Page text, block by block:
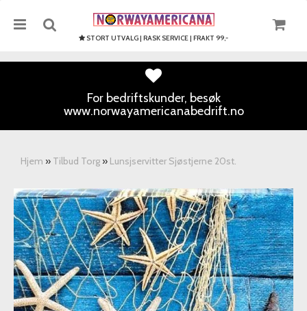
STORT UTVALG | RASK SERVICE | FRAKT 99,-
For bedriftskunder, besøk
www.norwayamericanabedrift.no
Hjem » Tilbud Torg » Lunsjservitter Sjøstjerne 20st.